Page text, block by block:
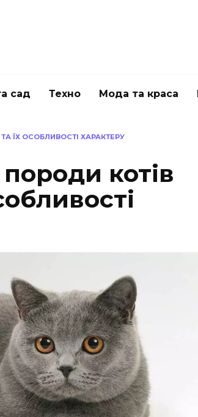
сад Техно Мода та краса
ЇХ ОСОБЛИВОСТІ ХАРАКТЕРУ
котів